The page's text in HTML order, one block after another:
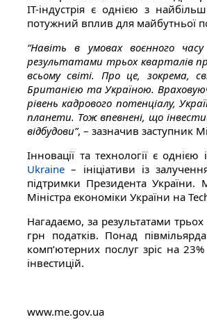
ІТ-індустрія є однією з
потужний вплив для майбутньої
“Навіть в умовах воєнного
результатами трьох кварталів
всьому світі. Про це, зокрема,
Британією та Україною.
рівень кадрового потенціалу,
планети. Тож впевнені, що
відбудови”, – зазначив заступник
Інновації та технології є
Ukraine – ініціативи із
підтримки Президента України.
Міністра економіки України на
Нагадаємо, за результатами
грн податків. Понад
комп’ютерних послуг зріс на
інвестицій.
www.me.gov.ua